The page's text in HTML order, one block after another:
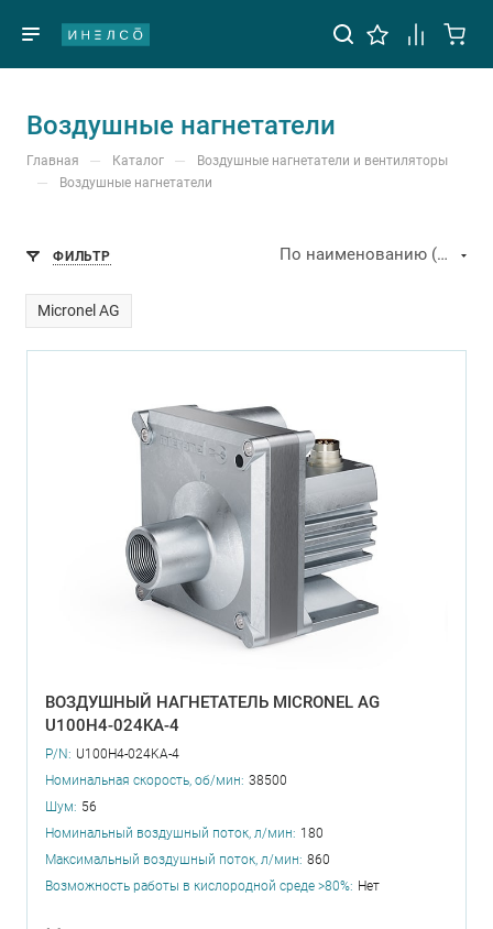
Воздушные нагнетатели
Главная — Каталог — Воздушные нагнетатели и вентиляторы
— Воздушные нагнетатели
ФИЛЬТР По наименованию (А-Я)
Micronel AG
ВОЗДУШНЫЙ НАГНЕТАТЕЛЬ MICRONEL AG
U100H4-024KA-4
P/N: U100H4-024KA-4
Номинальная скорость, об/мин: 38500
Шум: 56
Номинальный воздушный поток, л/мин: 180
Максимальный воздушный поток, л/мин: 860
Возможность работы в кислородной среде >80%: Нет